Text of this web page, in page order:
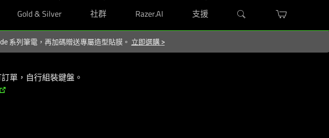
Gold & Silver 社群 Razer.AI 支援
系列筆電，再加碼贈送專屬造型貼膜。 立即選購 >
單，自行組裝鍵盤。